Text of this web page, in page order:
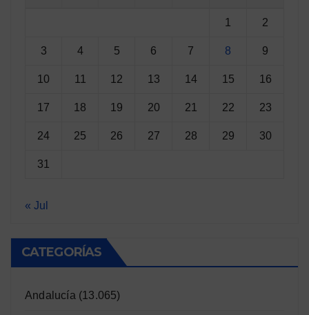
1 2
3 4 5 6 7 8 9
10 11 12 13 14 15 16
17 18 19 20 21 22 23
24 25 26 27 28 29 30
31
« Jul
CATEGORÍAS
Andalucía (13.065)